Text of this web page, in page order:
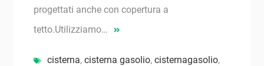
progettati anche con copertura a
tetto.Utilizziamo…
cisterna, cisterna gasolio, cisternagasolio,